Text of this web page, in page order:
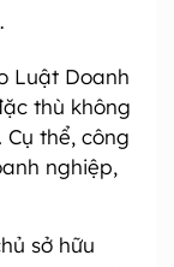
Luật Doanh
thù không
thể, công
nghiệp,
sở hữu